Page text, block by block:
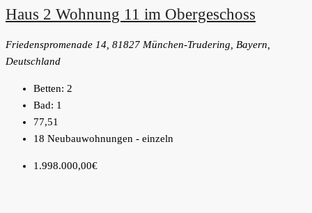
Haus 2 Wohnung 11 im Obergeschoss
Friedenspromenade 14, 81827 München-Trudering, Bayern,
Deutschland
Betten: 2
Bad: 1
77,51
18 Neubauwohnungen - einzeln
1.998.000,00€